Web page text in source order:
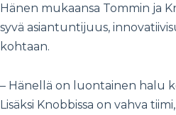
Hänen mukaansa Tommin ja
syvä asiantuntijuus,
kohtaan.
– Hänellä on luontainen halu
Lisäksi Knobbissa on vahva